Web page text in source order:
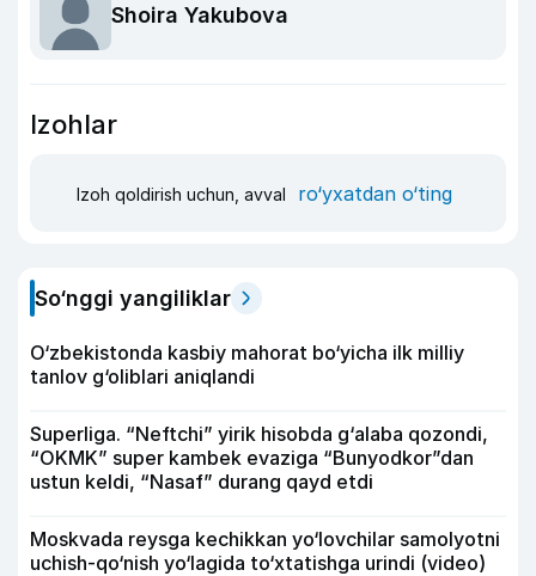
Shoira Yakubova
Izohlar
Izoh qoldirish uchun, avval ro‘yxatdan o‘ting
So‘nggi yangiliklar
O‘zbekistonda kasbiy mahorat bo‘yicha ilk milliy
tanlov g‘oliblari aniqlandi
Superliga. “Neftchi” yirik hisobda g‘alaba qozondi,
“OKMK” super kambek evaziga “Bunyodkor”dan
ustun keldi, “Nasaf” durang qayd etdi
Moskvada reysga kechikkan yo‘lovchilar samolyotni
uchish-qo‘nish yo‘lagida to‘xtatishga urindi (video)